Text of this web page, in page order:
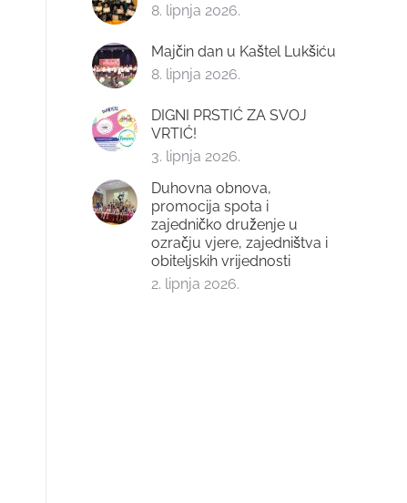
8. lipnja 2026.
Majčin dan u Kaštel Lukšiću
8. lipnja 2026.
DIGNI PRSTIĆ ZA SVOJ
VRTIĆ!
3. lipnja 2026.
Duhovna obnova,
promocija spota i
zajedničko druženje u
ozračju vjere, zajedništva i
obiteljskih vrijednosti
2. lipnja 2026.